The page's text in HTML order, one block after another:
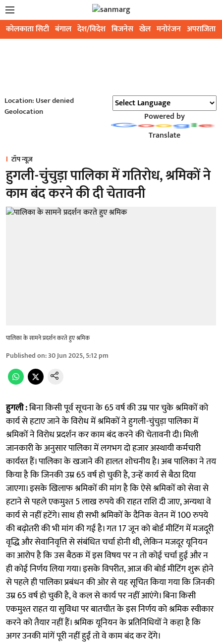
कोलकाता सिटी बंगाल देश/विदेश बिजनेस खेल मनोरंजन अपराजिता
Location: User denied
Geolocation
Powered by
Translate
टॉप न्यूज़
हुगली-चुंचुड़ा पालिका में गतिरोध, श्रमिकों ने
काम बंद करने की दी चेतावनी
पालिका के सामने प्रदर्शन करते हुए श्रमिक
Published on:30 Jun 2025, 5:12 pm
हुगली :बिना किसी पूर्व सूचना के 65 वर्ष की उम्र पार चुके श्रमिकों को
कार्य से हटाए जाने के विरोध में श्रमिकों ने हुगली-चुंचुड़ा पालिका में
श्रमिकों ने विरोध प्रदर्शन कर काम बंद करने की चेतावनी दी। मिली
जानकारी के अनुसार पालिका में लगभग दो हजार अस्थायी कर्मचारी
कार्यरत हैं। पालिका के खजाने की हालत शोचनीय है। अब पालिका ने तय
किया है कि जिनकी उम्र 65 वर्ष हो चुकी है, उन्हें कार्य से बैठा दिया
जाएगा। इसके खिलाफ श्रमिकों की मांग है कि ऐसे श्रमिकों को सेवा से
हटाने से पहले एकमुश्त 5 लाख रुपये की राहत राशि दी जाए, अन्यथा वे
कार्य से नहीं हटेंगे। साथ ही सभी श्रमिकों के दैनिक वेतन में 100 रुपये
की बढ़ोतरी की भी मांग की गई है। गत 17 जून को बोर्ड मीटिंग में मजदूरी
वृद्धि और सेवानिवृत्ति से संबंधित चर्चा होनी थी, लेकिन मजदूर यूनियन
का आरोप है कि उस बैठक में इस विषय पर न तो कोई चर्चा हुई और न
ही कोई निर्णय लिया गया। इसके विपरीत, आज की बोर्ड मीटिंग शुरू होने
से पहले ही पालिका प्रबंधन की ओर से यह सूचित किया गया कि जिनकी
उम्र 65 वर्ष हो चुकी है, वे कल से कार्य पर नहीं आएंगे। बिना किसी
एकमुश्त राहत या सुविधा पर बातचीत के इस निर्णय को श्रमिक स्वीकार
करने को तैयार नहीं हैं। श्रमिक यूनियन के प्रतिनिधियों ने कहा है कि
अगर उनकी मांगें पूरी नहीं हुईं तो वे काम बंद कर देंगे।